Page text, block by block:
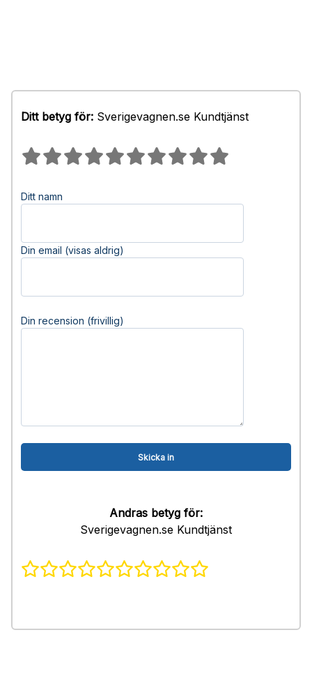
Ditt betyg för: Sverigevagnen.se Kundtjänst
Ditt namn
Din email (visas aldrig)
Din recension (frivillig)
Andras betyg för:
Sverigevagnen.se Kundtjänst